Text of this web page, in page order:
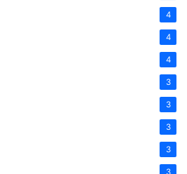
4
4
4
3
3
3
3
3